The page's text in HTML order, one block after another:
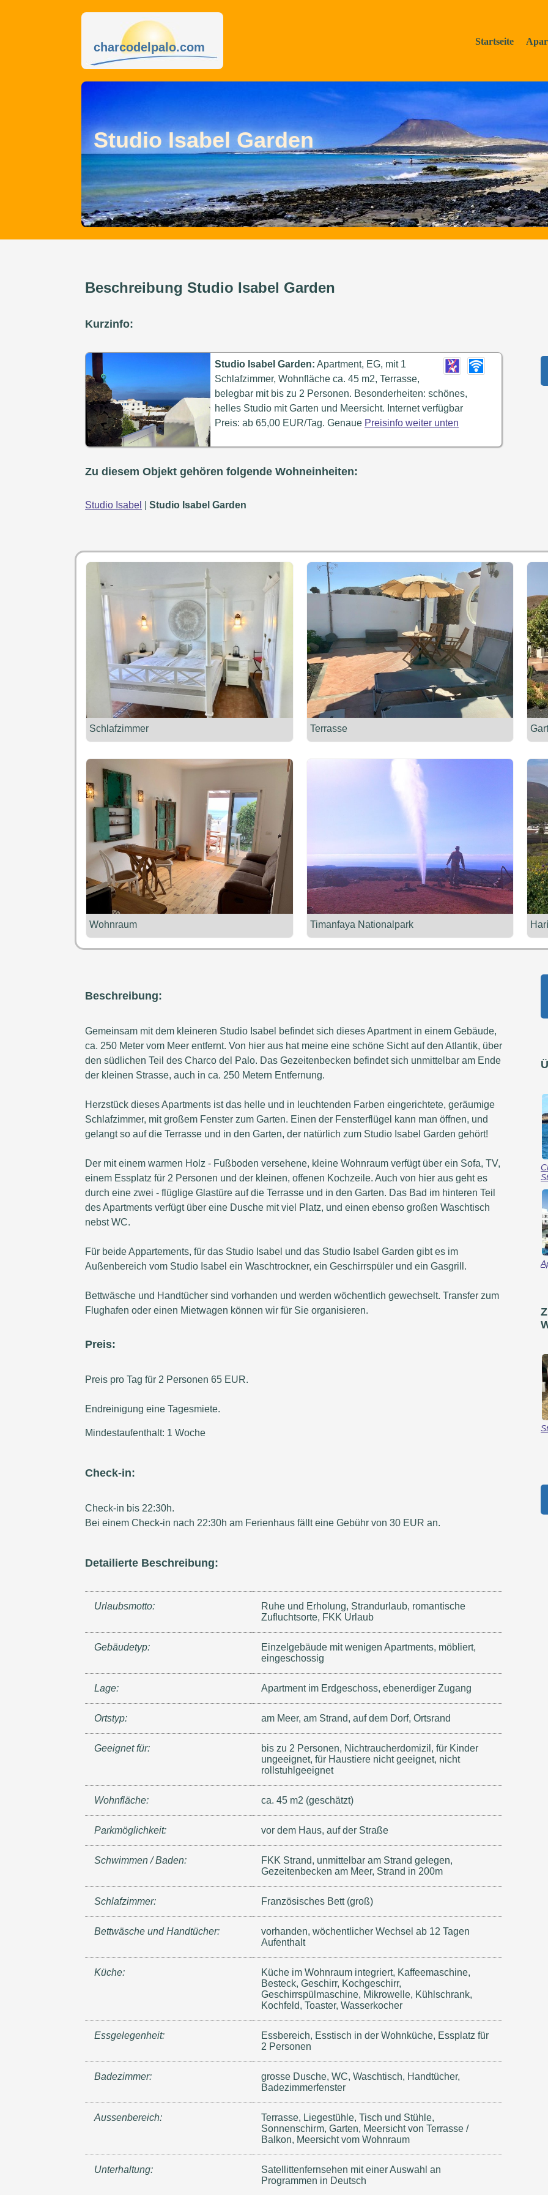
Startseite
charcodelpalo.com
Studio Isabel Garden
Beschreibung Studio Isabel Garden
Kurzinfo:
Studio Isabel Garden: Apartment, EG, mit 1
Schlafzimmer, Wohnfläche ca. 45 m2, Terrasse,
belegbar mit bis zu 2 Personen. Besonderheiten: schönes,
helles Studio mit Garten und Meersicht. Internet verfügbar
Preis: ab 65,00 EUR/Tag. Genaue Preisinfo weiter unten
Zu diesem Objekt gehören folgende Wohneinheiten:
Studio Isabel |Studio Isabel Garden
Schlafzimmer Terrasse
Wohnraum Timanfaya Nationalpark
Beschreibung:
Gemeinsam mit dem kleineren Studio Isabel befindet sich dieses Apartment in einem Gebäude,
ca. 250 Meter vom Meer entfernt. Von hier aus hat meine eine schöne Sicht auf den Atlantik, über
den südlichen Teil des Charco del Palo. Das Gezeitenbecken befindet sich unmittelbar am Ende
der kleinen Strasse, auch in ca. 250 Metern Entfernung.
Herzstück dieses Apartments ist das helle und in leuchtenden Farben eingerichtete, geräumige
Schlafzimmer, mit großem Fenster zum Garten. Einen der Fensterflügel kann man öffnen, und
gelangt so auf die Terrasse und in den Garten, der natürlich zum Studio Isabel Garden gehört!
Der mit einem warmen Holz - Fußboden versehene, kleine Wohnraum verfügt über ein Sofa, TV,
einem Essplatz für 2 Personen und der kleinen, offenen Kochzeile. Auch von hier aus geht es
durch eine zwei - flüglige Glastüre auf die Terrasse und in den Garten. Das Bad im hinteren Teil
des Apartments verfügt über eine Dusche mit viel Platz, und einen ebenso großen Waschtisch
nebst WC.
Für beide Appartements, für das Studio Isabel und das Studio Isabel Garden gibt es im
Außenbereich vom Studio Isabel ein Waschtrockner, ein Geschirrspüler und ein Gasgrill.
Bettwäsche und Handtücher sind vorhanden und werden wöchentlich gewechselt. Transfer zum
Flughafen oder einen Mietwagen können wir für Sie organisieren.
Preis:
Preis pro Tag für 2 Personen 65 EUR.
Endreinigung eine Tagesmiete.
Mindestaufenthalt: 1 Woche
Check-in:
Check-in bis 22:30h.
Bei einem Check-in nach 22:30h am Ferienhaus fällt eine Gebühr von 30 EUR an.
Detailierte Beschreibung:
Urlaubsmotto:
Ruhe und Erholung, Strandurlaub, romantische
Zufluchtsorte, FKK Urlaub
Gebäudetyp:
Einzelgebäude mit wenigen Apartments, möbliert,
eingeschossig
Lage: Apartment im Erdgeschoss, ebenerdiger Zugang
Ortstyp: am Meer, am Strand, auf dem Dorf, Ortsrand
Geeignet für:
bis zu 2 Personen, Nichtraucherdomizil, für Kinder
ungeeignet, für Haustiere nicht geeignet, nicht
rollstuhlgeeignet
Wohnfläche: ca. 45 m2 (geschätzt)
Parkmöglichkeit: vor dem Haus, auf der Straße
Schwimmen / Baden:
FKK Strand, unmittelbar am Strand gelegen,
Gezeitenbecken am Meer, Strand in 200m
Schlafzimmer: Französisches Bett (groß)
Bettwäsche und Handtücher:
vorhanden, wöchentlicher Wechsel ab 12 Tagen
Aufenthalt
Küche:
Küche im Wohnraum integriert, Kaffeemaschine,
Besteck, Geschirr, Kochgeschirr,
Geschirrspülmaschine, Mikrowelle, Kühlschrank,
Kochfeld, Toaster, Wasserkocher
Essgelegenheit:
Essbereich, Esstisch in der Wohnküche, Essplatz für
2 Personen
Badezimmer:
grosse Dusche, WC, Waschtisch, Handtücher,
Badezimmerfenster
Aussenbereich:
Terrasse, Liegestühle, Tisch und Stühle,
Sonnenschirm, Garten, Meersicht von Terrasse /
Balkon, Meersicht vom Wohnraum
Unterhaltung:
Satellittenfernsehen mit einer Auswahl an
Programmen in Deutsch